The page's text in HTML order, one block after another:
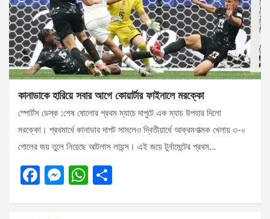
কানাডাকে হারিয়ে সবার আগে কোয়ার্টার ফাইনালে মরক্কো
স্পোর্টস ডেস্ক :শেষ ষোলোর প্রথম ম্যাচে দাপুটে এক ম্যাচ উপহার দিলো
মরক্কো। প্রথমার্ধে কানাডার দাপট সামলেও দ্বিতীয়ার্ধে আক্রমণাত্মক খেলায় ৩-০
গোলের জয় তুলে নিয়েছে আটলাস লায়ন্স। এই জয়ে টুর্নামেন্টের প্রথম…
F
M W